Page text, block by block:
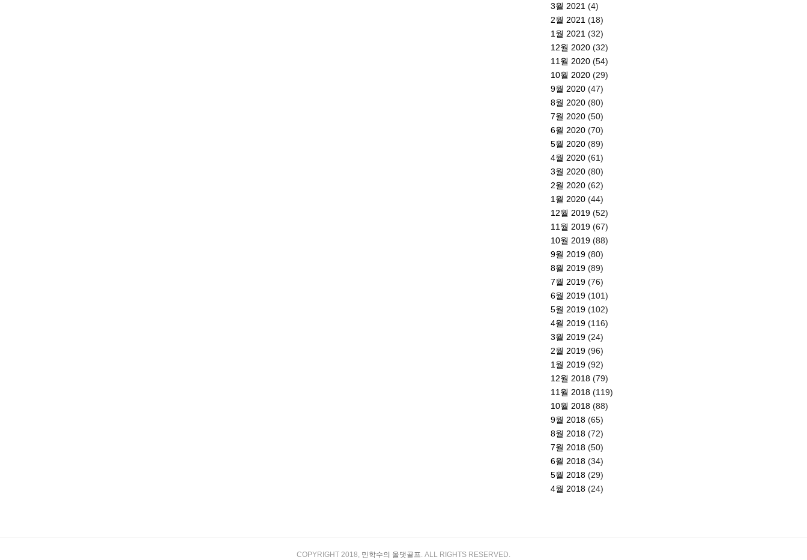
3월 2021 (4)
2월 2021 (18)
1월 2021 (32)
12월 2020 (32)
11월 2020 (54)
10월 2020 (29)
9월 2020 (47)
8월 2020 (80)
7월 2020 (50)
6월 2020 (70)
5월 2020 (89)
4월 2020 (61)
3월 2020 (80)
2월 2020 (62)
1월 2020 (44)
12월 2019 (52)
11월 2019 (67)
10월 2019 (88)
9월 2019 (80)
8월 2019 (89)
7월 2019 (76)
6월 2019 (101)
5월 2019 (102)
4월 2019 (116)
3월 2019 (24)
2월 2019 (96)
1월 2019 (92)
12월 2018 (79)
11월 2018 (119)
10월 2018 (88)
9월 2018 (65)
8월 2018 (72)
7월 2018 (50)
6월 2018 (34)
5월 2018 (29)
4월 2018 (24)
COPYRIGHT 2018, 민학수의 올댓골프. ALL RIGHTS RESERVED.